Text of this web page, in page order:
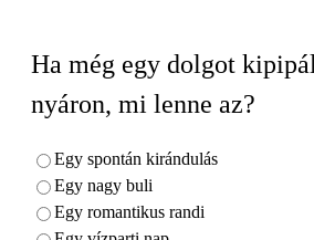
Ha még egy dolgot
nyáron, mi lenne az?
Egy spontán kirándulás
Egy nagy buli
Egy romantikus randi